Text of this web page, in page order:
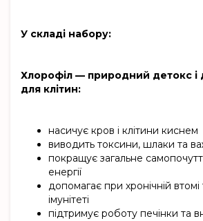
У складі набору:
Хлорофіл — природний детокс
для клітин:
насичує кров і клітини киснем
виводить токсини, шлаки та
покращує загальне
енергії
допомагає при хронічній
імунітеті
підтримує роботу печінки та